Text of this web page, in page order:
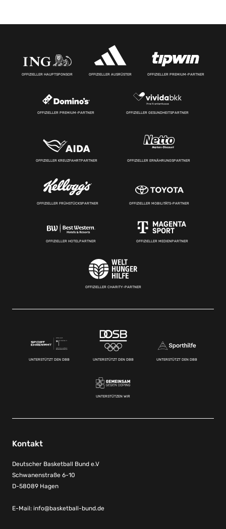
OFFIZIELLER HAUPTSPONSOR OFFIZIELLER AUSRÜSTER OFFIZIELLER PREMIUM-PARTNER
OFFIZIELLER PREMIUM-PARTNER OFFIZIELLER GESUNDHEITSPARTNER
OFFIZIELLER KREUZFAHRTPARTNER OFFIZIELLER ERNÄHRUNGSPARTNER
OFFIZIELLER FRÜHSTÜCKSPARTNER OFFIZIELLER MOBILITÄTS-PARTNER
OFFIZIELLER HOTELPARTNER OFFIZIELLER MEDIENPARTNER
OFFIZIELLER CHARITY-PARTNER
UNTERSTÜTZT DEN DBB UNTERSTÜTZT DEN DBB UNTERSTÜTZT DEN DBB
UNTERSTÜTZEN WIR
Kontakt
Deutscher Basketball Bund e.V
Schwanenstraße 6-10
D-58089 Hagen
E-Mail: info@basketball-bund.de